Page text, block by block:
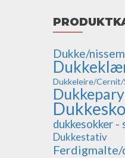
Dukke/
Dukkeleire/Cernit/
dukkesokker -
Dukkestativ
Ferdigmalte/